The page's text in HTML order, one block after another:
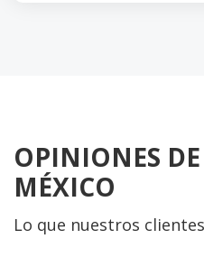
OPINIONES
MÉXICO
Lo que nuestros